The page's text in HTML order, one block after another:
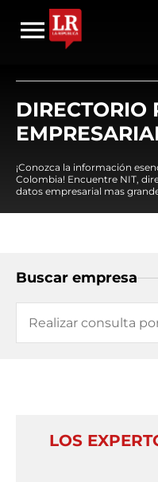
DIRECTORIO
¡Conozca la información
Colombia! Encuentre NIT,
datos empresarial mas
Buscar empresa
LOS